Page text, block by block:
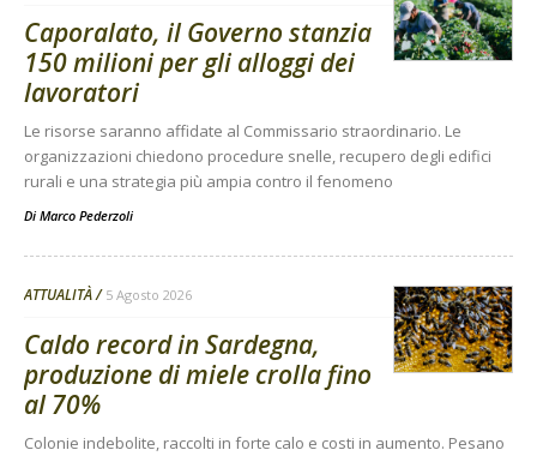
Caporalato, il Governo stanzia
150 milioni per gli alloggi dei
lavoratori
Le risorse saranno affidate al Commissario straordinario. Le
organizzazioni chiedono procedure snelle, recupero degli edifici
rurali e una strategia più ampia contro il fenomeno
Di Marco Pederzoli
ATTUALITÀ 5 Agosto 2026
Caldo record in Sardegna,
produzione di miele crolla fino
al 70%
Colonie indebolite, raccolti in forte calo e costi in aumento. Pesano